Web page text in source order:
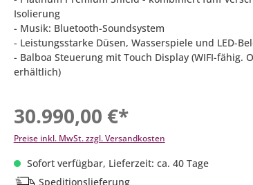
Isolierung
- Musik: Bluetooth-Soundsystem
- Leistungsstarke Düsen, Wasserspiele und LED-
- Balboa Steuerung mit Touch Display (WIFI-fähig.
erhältlich)
30.990,00 €*
Preise inkl. MwSt. zzgl. Versandkosten
Sofort verfügbar, Lieferzeit: ca. 40 Tage
Speditionslieferung